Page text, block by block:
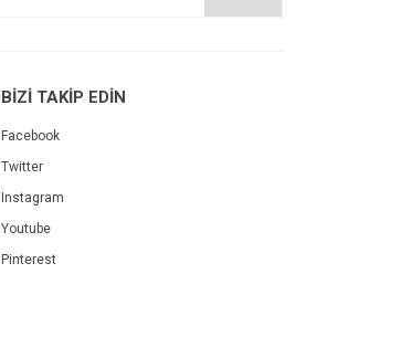
BİZİ TAKİP EDİN
Facebook
Twitter
Instagram
Youtube
Pinterest